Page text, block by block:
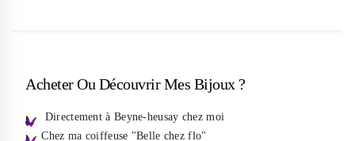
Acheter Ou Découvrir Mes Bijoux ?
Directement à Beyne-heusay chez moi
Chez ma coiffeuse "Belle chez flo"